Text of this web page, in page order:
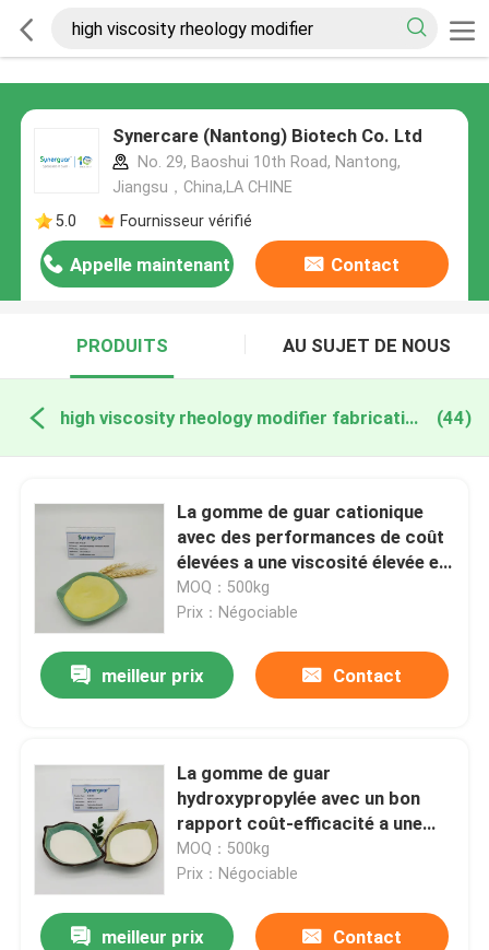
Synercare (Nantong) Biotech Co. Ltd
No. 29, Baoshui 10th Road, Nantong,
Jiangsu，China,LA CHINE
5.0
Fournisseur vérifié
Appelle maintenant Contact
PRODUITS AU SUJET DE NOUS
high viscosity rheology modifier fabrication en ligne (44)
La gomme de guar cationique
avec des performances de coût
élevées a une viscosité élevée et
un faible degré de substitution
et pour l'adoucissant
MOQ：500kg
Prix：Négociable
meilleur prix Contact
La gomme de guar
hydroxypropylée avec un bon
rapport coût-efficacité a une
viscosité élevée et un haut degré
de substitution pour le matériau
MOQ：500kg
Prix：Négociable
meilleur prix Contact